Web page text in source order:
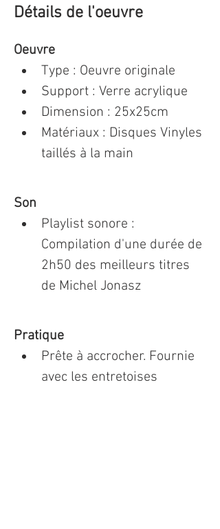
Détails de l'oeuvre
Oeuvre
Type : Oeuvre originale
Support : Verre acrylique
Dimension : 25x25cm
Matériaux : Disques Vinyles
taillés à la main
Son
Playlist sonore :
Compilation d'une durée de
2h50 des meilleurs titres
de Michel Jonasz
Pratique
Prête à accrocher. Fournie
avec les entretoises